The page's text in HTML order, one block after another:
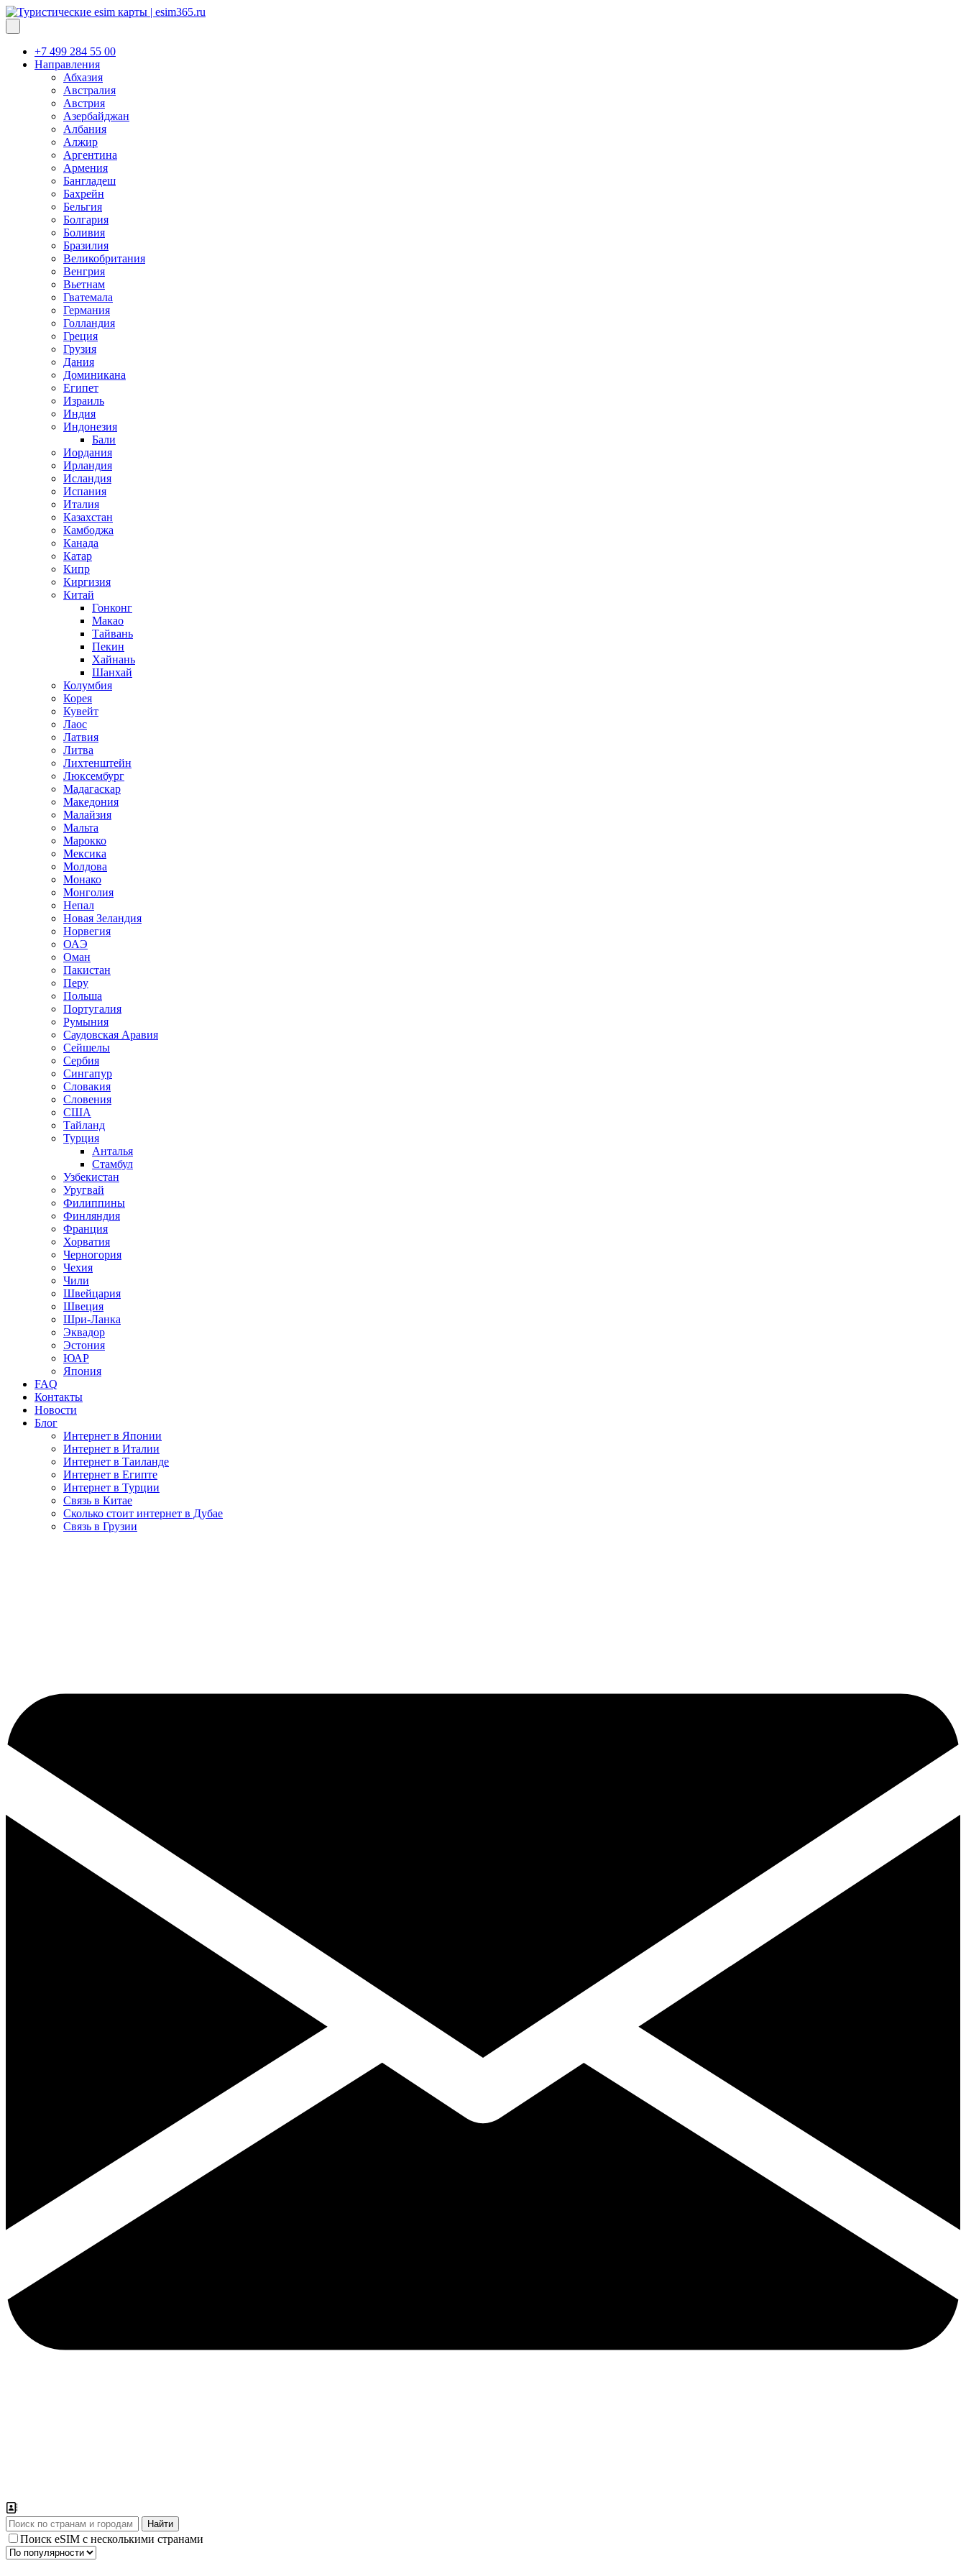
+7 499 284 55 00
Направления
Абхазия
Австралия
Австрия
Азербайджан
Албания
Алжир
Аргентина
Армения
Бангладеш
Бахрейн
Бельгия
Болгария
Боливия
Бразилия
Великобритания
Венгрия
Вьетнам
Гватемала
Германия
Голландия
Греция
Грузия
Дания
Доминикана
Египет
Израиль
Индия
Индонезия
Бали
Иордания
Ирландия
Исландия
Испания
Италия
Казахстан
Камбоджа
Канада
Катар
Кипр
Киргизия
Китай
Гонконг
Макао
Тайвань
Пекин
Хайнань
Шанхай
Колумбия
Корея
Кувейт
Лаос
Латвия
Литва
Лихтенштейн
Люксембург
Мадагаскар
Македония
Малайзия
Мальта
Марокко
Мексика
Молдова
Монако
Монголия
Непал
Новая Зеландия
Норвегия
ОАЭ
Оман
Пакистан
Перу
Польша
Португалия
Румыния
Саудовская Аравия
Сейшелы
Сербия
Сингапур
Словакия
Словения
США
Тайланд
Турция
Анталья
Стамбул
Узбекистан
Уругвай
Филиппины
Финляндия
Франция
Хорватия
Черногория
Чехия
Чили
Швейцария
Швеция
Шри-Ланка
Эквадор
Эстония
ЮАР
Япония
FAQ
Контакты
Новости
Блог
Интернет в Японии
Интернет в Италии
Интернет в Таиланде
Интернет в Египте
Интернет в Турции
Связь в Китае
Сколько стоит интернет в Дубае
Связь в Грузии
Поиск eSIM с несколькими странами